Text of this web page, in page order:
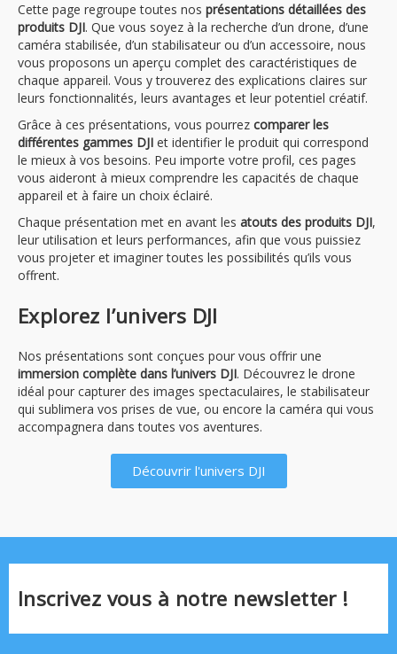
Cette page regroupe toutes nos présentations détaillées des
produits DJI. Que vous soyez à la recherche d’un drone, d’une
caméra stabilisée, d’un stabilisateur ou d’un accessoire, nous
vous proposons un aperçu complet des caractéristiques de
chaque appareil. Vous y trouverez des explications claires sur
leurs fonctionnalités, leurs avantages et leur potentiel créatif.
Grâce à ces présentations, vous pourrez comparer les
différentes gammes DJI et identifier le produit qui correspond
le mieux à vos besoins. Peu importe votre profil, ces pages
vous aideront à mieux comprendre les capacités de chaque
appareil et à faire un choix éclairé.
Chaque présentation met en avant les atouts des produits DJI,
leur utilisation et leurs performances, afin que vous puissiez
vous projeter et imaginer toutes les possibilités qu’ils vous
offrent.
Explorez l’univers DJI
Nos présentations sont conçues pour vous offrir une
immersion complète dans l’univers DJI. Découvrez le drone
idéal pour capturer des images spectaculaires, le stabilisateur
qui sublimera vos prises de vue, ou encore la caméra qui vous
accompagnera dans toutes vos aventures.
Découvrir l'univers DJI
Inscrivez vous à notre newsletter !